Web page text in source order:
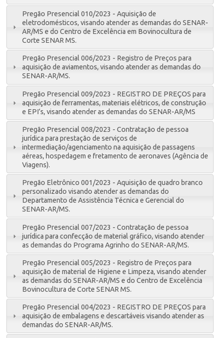
Pregão Presencial 010/2023 - Aquisição de
eletrodomésticos, visando atender as demandas do SENAR-
AR/MS e do Centro de Excelência em Bovinocultura de
Corte SENAR MS.
Pregão Presencial 006/2023 - Registro de Preços para
aquisição de aviamentos, visando atender as demandas do
SENAR-AR/MS.
Pregão Presencial 009/2023 - REGISTRO DE PREÇOS para
aquisição de ferramentas, materiais elétricos, de construção
e EPI’s, visando atender as demandas do SENAR-AR/MS
Pregão Presencial 008/2023 - Contratação de pessoa
jurídica para prestação de serviços de
intermediação/agenciamento na aquisição de passagens
aéreas, hospedagem e fretamento de aeronaves (Agência de
Viagens).
Pregão Eletrônico 001/2023 - Aquisição de quadro branco
personalizado visando atender as demandas do
Departamento de Assistência Técnica e Gerencial do
SENAR-AR/MS.
Pregão Presencial 007/2023 - Contratação de pessoa
jurídica para confecção de material gráfico, visando atender
as demandas do Programa Agrinho do SENAR-AR/MS.
Pregão Presencial 005/2023 - Registro de Preços para
aquisição de material de Higiene e Limpeza, visando atender
as demandas do SENAR-AR/MS e do Centro de Excelência
Bovinocultura de Corte SENAR MS.
Pregão Presencial 004/2023 - REGISTRO DE PREÇOS para
aquisição de embalagens e descartáveis visando atender as
demandas do SENAR-AR/MS.